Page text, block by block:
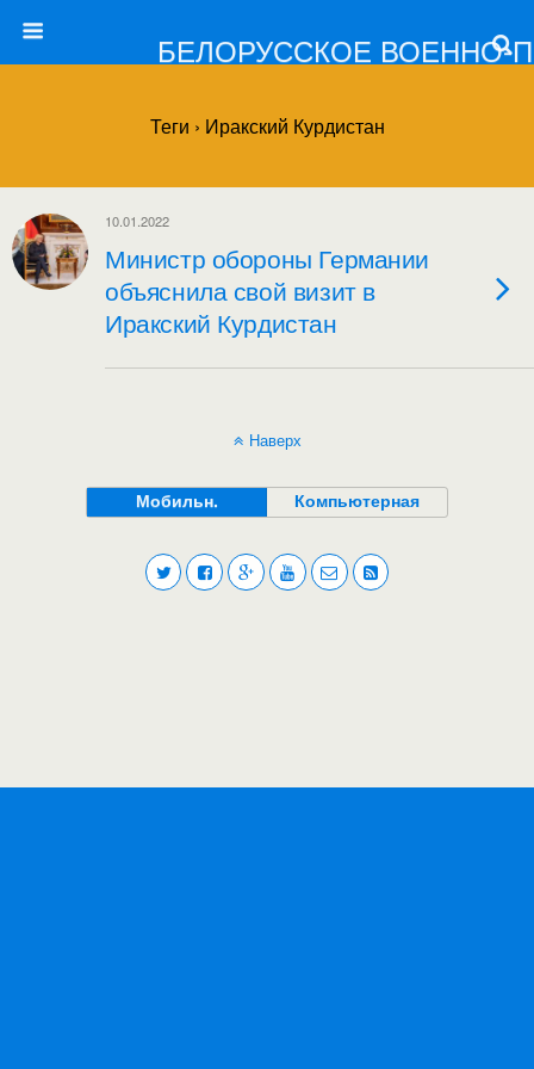
БЕЛОРУССКОЕ ВОЕННО-
Теги › Иракский Курдистан
10.01.2022
Министр обороны Германии
объяснила свой визит в
Иракский Курдистан
Наверх
Мобильн. Компьютерная